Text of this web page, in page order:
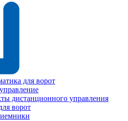
для ворот
дистанционного управления
ворот